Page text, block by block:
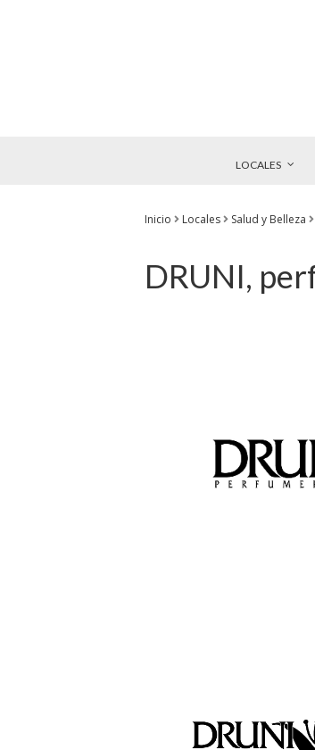
LOCALES
Inicio Locales Salud y Belleza
DRUNI,